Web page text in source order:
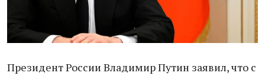
Президент России Владимир Путин заявил, что с